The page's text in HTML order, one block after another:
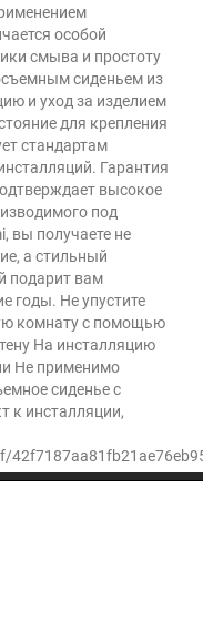
особой
смыва и простоту
сиденьем из
и уход за изделием
для крепления
стандартам
Гарантия
высокое
под
вы получаете не
а стильный
подарит вам
годы. Не упустите
комнату с помощью
На инсталляцию
Не применимо
сиденье с
к инсталляции,